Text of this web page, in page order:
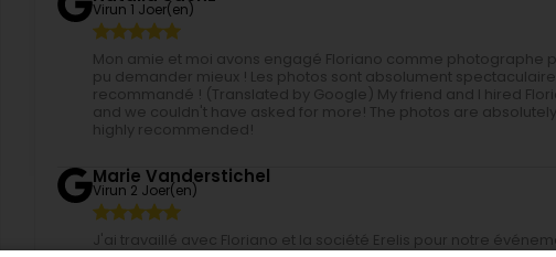
Virun 1 Joer(en)
Mon amie et moi avons engagé Floriano comme photographe
pu demander mieux ! Les photos sont absolument
recommandé ! (Translated by Google) My friend and I hired
and we couldn't have asked for more! The photos are
highly recommended!
Marie Vanderstichel
Virun 2 Joer(en)
J'ai travaillé avec Floriano et la société Erelis pour notre